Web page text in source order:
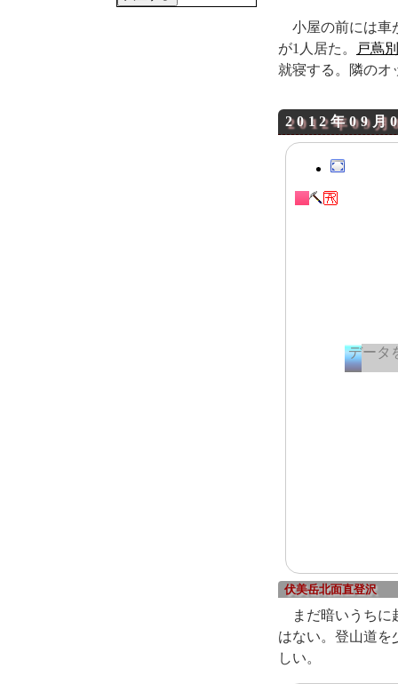
小屋の前には車
が1人居た。
戸蔦
就寝する。隣のオ
2012年09月
伏美岳北面直登沢
まだ暗いうち
はない。登山道を
しい。